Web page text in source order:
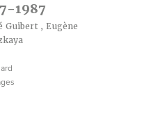
1987
Guibert, Eugène